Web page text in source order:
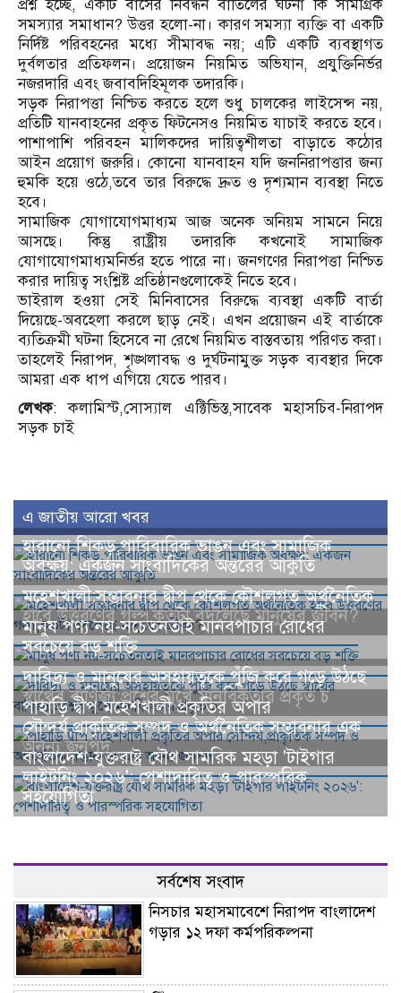
প্রশ্ন হচ্ছে, একটি বাসের নিবন্ধন বাতিলের ঘটনা কি সামগ্রিক
সমস্যার সমাধান? উত্তর হলো-না। কারণ সমস্যা ব্যক্তি বা একটি
নির্দিষ্ট পরিবহনের মধ্যে সীমাবদ্ধ নয়; এটি একটি ব্যবস্থাগত
দুর্বলতার প্রতিফলন। প্রয়োজন নিয়মিত অভিযান, প্রযুক্তিনির্ভর
নজরদারি এবং জবাবদিহিমূলক তদারকি।
সড়ক নিরাপত্তা নিশ্চিত করতে হলে শুধু চালকের লাইসেন্স নয়,
প্রতিটি যানবাহনের প্রকৃত ফিটনেসও নিয়মিত যাচাই করতে হবে।
পাশাপাশি পরিবহন মালিকদের দায়িত্বশীলতা বাড়াতে কঠোর
আইন প্রয়োগ জরুরি। কোনো যানবাহন যদি জননিরাপত্তার জন্য
হুমকি হয়ে ওঠে,তবে তার বিরুদ্ধে দ্রুত ও দৃশ্যমান ব্যবস্থা নিতে
হবে।
সামাজিক যোগাযোগমাধ্যম আজ অনেক অনিয়ম সামনে নিয়ে
আসছে। কিন্তু রাষ্ট্রীয় তদারকি কখনোই সামাজিক
যোগাযোগমাধ্যমনির্ভর হতে পারে না। জনগণের নিরাপত্তা নিশ্চিত
করার দায়িত্ব সংশ্লিষ্ট প্রতিষ্ঠানগুলোকেই নিতে হবে।
ভাইরাল হওয়া সেই মিনিবাসের বিরুদ্ধে ব্যবস্থা একটি বার্তা
দিয়েছে-অবহেলা করলে ছাড় নেই। এখন প্রয়োজন এই বার্তাকে
ব্যতিক্রমী ঘটনা হিসেবে না রেখে নিয়মিত বাস্তবতায় পরিণত করা।
তাহলেই নিরাপদ, শৃঙ্খলাবদ্ধ ও দুর্ঘটনামুক্ত সড়ক ব্যবস্থার দিকে
আমরা এক ধাপ এগিয়ে যেতে পারব।
লেখক: কলামিস্ট,সোস্যাল এক্টিভিস্ত,সাবেক মহাসচিব-নিরাপদ
সড়ক চাই
এ জাতীয় আরো খবর
হারানো শিকড়,পারিবারিক ভাঙন এবং সামাজিক
অবক্ষয়: একজন সাংবাদিকের অন্তরের আকুতি
মহেশখালী:সম্ভাবনার দ্বীপ থেকে কৌশলগত অর্থনৈতিক
হাবে উত্তরণের গল্প,কতটা বদলেছে মানুষের জীবন?
মানুষ পণ্য নয়-সচেতনতাই মানবপাচার রোধের
সবচেয়ে বড় শক্তি
দারিদ্র্য ও মানুষের অসহায়ত্বকে পুঁজি করে গড়ে উঠছে
স্বার্থের বাণিজ্য;প্রশ্নের মুখে মানবিকতার প্রকৃত চ
পাহাড়ি দ্বীপ মহেশখালী প্রকৃতির অপার
সৌন্দর্য,প্রাকৃতিক সম্পদ ও অর্থনৈতিক সম্ভাবনার এক
অনন্য জনপদ
বাংলাদেশ-যুক্তরাষ্ট্র যৌথ সামরিক মহড়া 'টাইগার
লাইটনিং ২০২৬': পেশাদারিত্ব ও পারস্পরিক
সহযোগিতা
সর্বশেষ সংবাদ
নিসচার মহাসমাবেশে নিরাপদ বাংলাদেশ
গড়ার ১২ দফা কর্মপরিকল্পনা